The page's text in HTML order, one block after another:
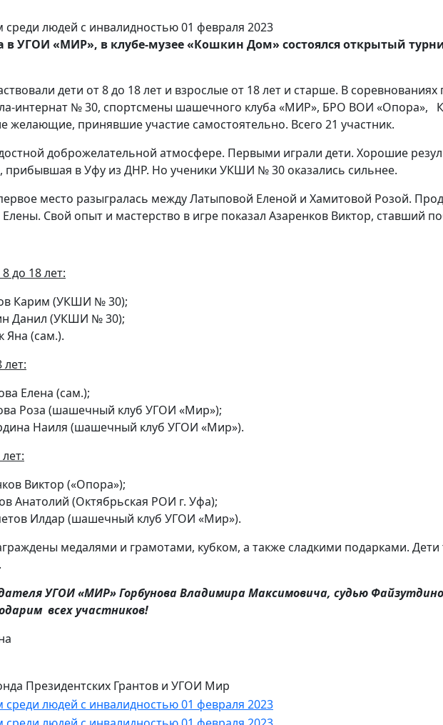
в УГОИ «МИР», в клубе-музее «Кошкин Дом» состоялся открытый
дети от 8 до 18 лет и взрослые от 18 лет и старше. В
интернат № 30, спортсмены шашечного клуба «МИР», БРО ВОИ «Опора»,
желающие, принявшие участие самостоятельно. Всего 21 участник.
доброжелательной атмосфере. Первыми играли дети. Хорошие
прибывшая в Уфу из ДНР. Но ученики УКШИ № 30 оказались сильнее.
место разыгралась между Латыповой Еленой и Хамитовой Розой.
Свой опыт и мастерство в игре показал Азаренков Виктор, ставший
до 18 лет:
Карим (УКШИ № 30);
Данил (УКШИ № 30);
Яна (сам.).
Елена (сам.);
Роза (шашечный клуб УГОИ «Мир»);
Наиля (шашечный клуб УГОИ «Мир»).
Виктор («Опора»);
Анатолий (Октябрьская РОИ г. Уфа);
Илдар (шашечный клуб УГОИ «Мир»).
медалями и грамотами, кубком, а также сладкими подарками.
УГОИ «МИР» Горбунова Владимира Максимовича, судью
всех участников!